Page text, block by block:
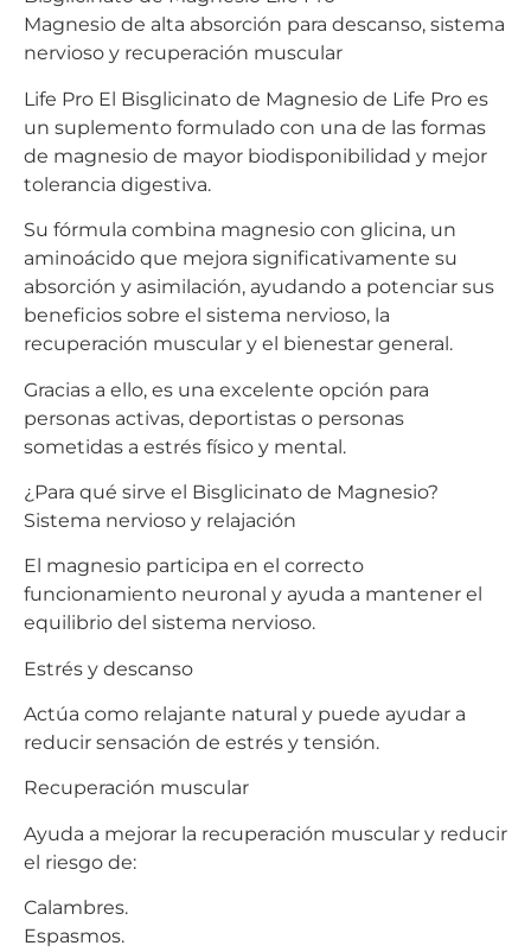
Magnesio de alta absorción para descanso, sistema
nervioso y recuperación muscular
Life Pro El Bisglicinato de Magnesio de Life Pro es
un suplemento formulado con una de las formas
de magnesio de mayor biodisponibilidad y mejor
tolerancia digestiva.
Su fórmula combina magnesio con glicina, un
aminoácido que mejora significativamente su
absorción y asimilación, ayudando a potenciar sus
beneficios sobre el sistema nervioso, la
recuperación muscular y el bienestar general.
Gracias a ello, es una excelente opción para
personas activas, deportistas o personas
sometidas a estrés físico y mental.
¿Para qué sirve el Bisglicinato de Magnesio?
Sistema nervioso y relajación
El magnesio participa en el correcto
funcionamiento neuronal y ayuda a mantener el
equilibrio del sistema nervioso.
Estrés y descanso
Actúa como relajante natural y puede ayudar a
reducir sensación de estrés y tensión.
Recuperación muscular
Ayuda a mejorar la recuperación muscular y reducir
el riesgo de:
Calambres.
Espasmos.